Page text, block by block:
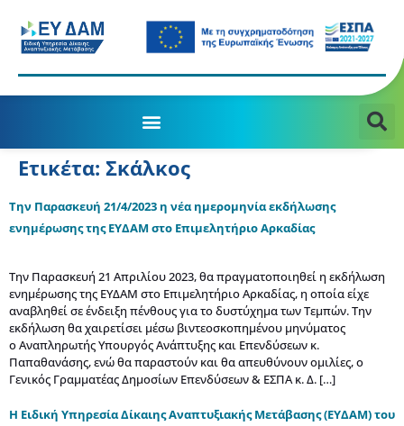
Ετικέτα: Σκάλκος
Την Παρασκευή 21/4/2023 η νέα ημερομηνία εκδήλωσης
ενημέρωσης της ΕΥΔΑΜ στο Επιμελητήριο Αρκαδίας
Την Παρασκευή 21 Απριλίου 2023, θα πραγματοποιηθεί η εκδήλωση
ενημέρωσης της ΕΥΔΑΜ στο Επιμελητήριο Αρκαδίας, η οποία είχε
αναβληθεί σε ένδειξη πένθους για το δυστύχημα των Τεμπών. Την
εκδήλωση θα χαιρετίσει μέσω βιντεοσκοπημένου μηνύματος
ο Αναπληρωτής Υπουργός Ανάπτυξης και Επενδύσεων κ.
Παπαθανάσης, ενώ θα παραστούν και θα απευθύνουν ομιλίες, ο
Γενικός Γραμματέας Δημοσίων Επενδύσεων & ΕΣΠΑ κ. Δ. […]
Η Ειδική Υπηρεσία Δίκαιης Αναπτυξιακής Μετάβασης (ΕΥΔΑΜ) του